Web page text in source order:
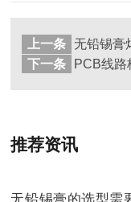
上一条
下一条
推荐资讯
无铅锡膏的选型需